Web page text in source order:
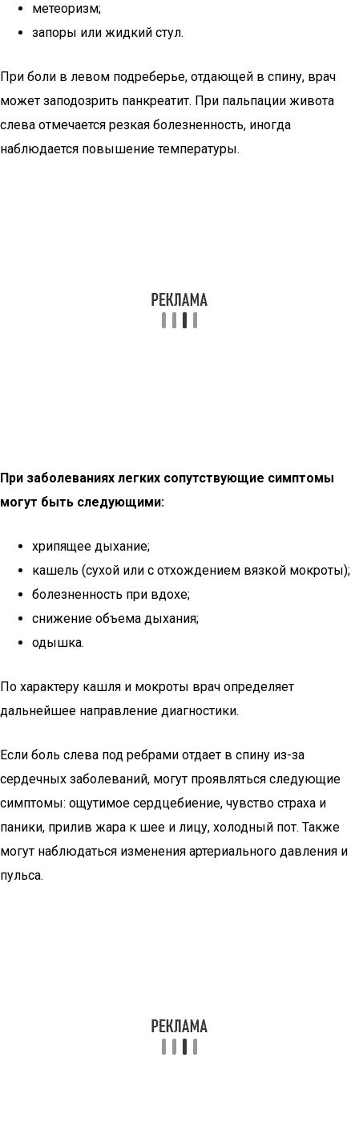
метеоризм;
запоры или жидкий стул.
При боли в левом подреберье, отдающей в спину, врач
может заподозрить панкреатит. При пальпации живота
слева отмечается резкая болезненность, иногда
наблюдается повышение температуры.
При заболеваниях легких сопутствующие симптомы
могут быть следующими:
хрипящее дыхание;
кашель (сухой или с отхождением вязкой мокроты);
болезненность при вдохе;
снижение объема дыхания;
одышка.
По характеру кашля и мокроты врач определяет
дальнейшее направление диагностики.
Если боль слева под ребрами отдает в спину из-за
сердечных заболеваний, могут проявляться следующие
симптомы: ощутимое сердцебиение, чувство страха и
паники, прилив жара к шее и лицу, холодный пот. Также
могут наблюдаться изменения артериального давления и
пульса.